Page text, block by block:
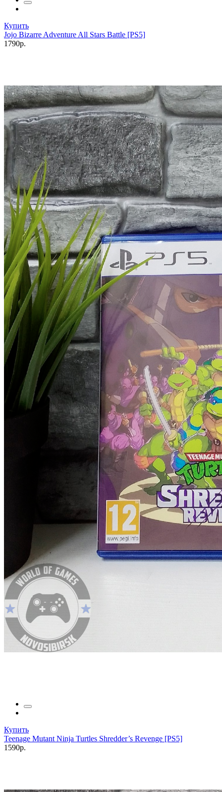
Купить
Jojo Bizarre Adventure All Stars Battle [PS5]
1790р.
Купить
Teenage Mutant Ninja Turtles Shredder’s Revenge [PS5]
1590р.